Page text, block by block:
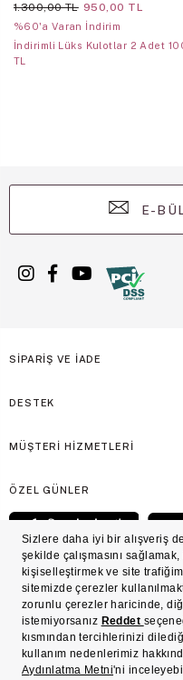
1.300,00 TL 950,00 TL
%60'a Varan İndirim
İndirimli Lüks Kulotlar 2 Adet
TL
E-
SİPARİŞ VE İADE
DESTEK
MÜŞTERİ HİZMETLERİ
ÖZEL GÜNLER
© Victoria's Secret Shaya Mağazacılık
markasıdır. Her hakkı saklıdır.
Süreç Bazlı
Üyelik